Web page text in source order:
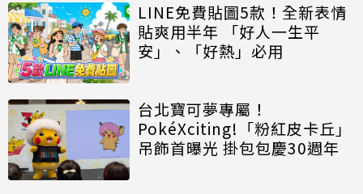
LINE免費貼圖5款！全新表情
貼爽用半年 「好人一生平
安」、「好熱」必用
台北寶可夢專屬！
PokéXciting!「粉紅皮卡丘」
吊飾首曝光 掛包包慶30週年